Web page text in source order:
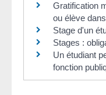
Gratification
ou élève
Stage d'un
Stages :
Un étudiant
fonction